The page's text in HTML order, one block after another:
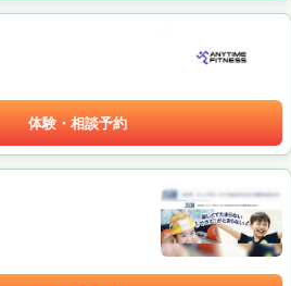
体験・相談予約